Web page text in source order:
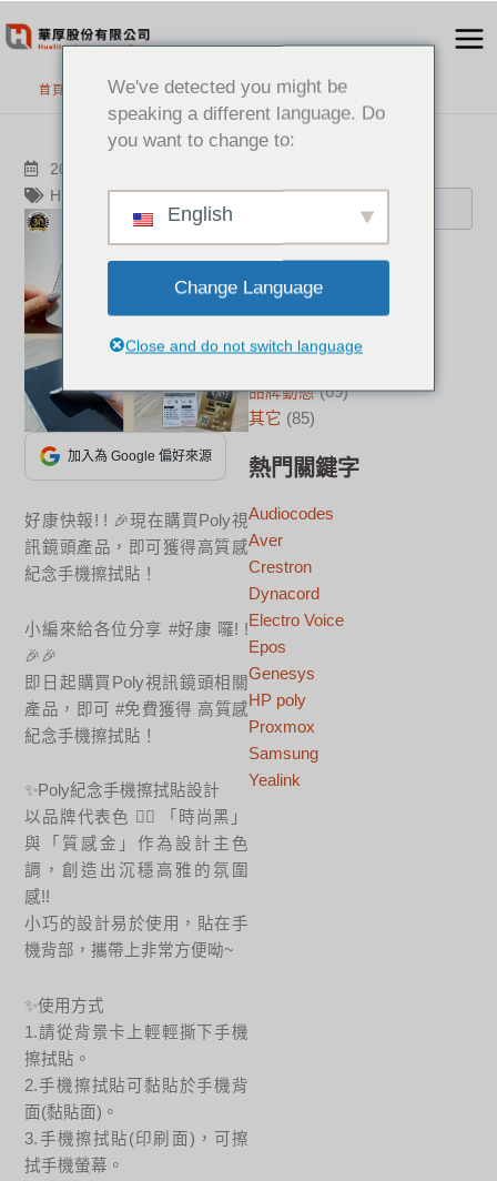
至
首頁 最新消息
2023-04-28
HP Poly
加入為 Google 偏好來源
好康快報! ! 🎉現在購買Poly視
訊鏡頭產品，即可獲得高質感
紀念手機擦拭貼！
小編來給各位分享 #好康 囉! !
🎉🎉
即日起購買Poly視訊鏡頭相關
產品，即可 #免費獲得 高質感
紀念手機擦拭貼！
✨Poly紀念手機擦拭貼設計
以品牌代表色 👉🏻 「時尚黑」
與「質感金」作為設計主色
調，創造出沉穩高雅的氛圍
感!!
小巧的設計易於使用，貼在手
機背部，攜帶上非常方便呦~
✨使用方式
1.請從背景卡上輕輕撕下手機
擦拭貼。
2.手機擦拭貼可黏貼於手機背
面(黏貼面)。
3.手機擦拭貼(印刷面)，可擦
拭手機螢幕。
搜尋
分類
新聞中心(21)
成功案例
品牌動態(69)
其它 (85)
熱門關鍵字
Audiocodes
Aver
Crestron
Dynacord
Electro Voice
Epos
Genesys
HP poly
Proxmox
Samsung
Yealink
We've detected you might be
speaking a different language. Do
you want to change to:
English
Change Language
Close and do not switch language